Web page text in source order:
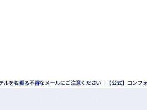
ルを名乗る不審なメールにご注意ください│【公式】コンフ